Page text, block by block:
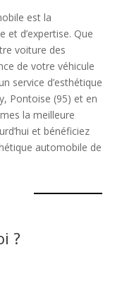
est la
et d’expertise. Que
voiture des
de votre véhicule
service d’esthétique
Pontoise (95) et en
la meilleure
et bénéficiez
automobile de
?